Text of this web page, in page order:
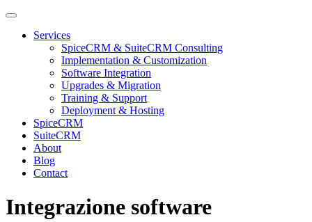
Services
SpiceCRM & SuiteCRM Consulting
Implementation & Customization
Software Integration
Upgrades & Migration
Training & Support
Deployment & Hosting
SpiceCRM
SuiteCRM
About
Blog
Contact
Integrazione software